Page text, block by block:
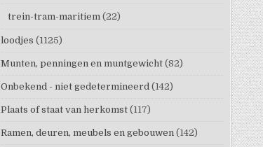
trein-tram-maritiem (22)
loodjes (1125)
Munten, penningen en muntgewicht (82)
Onbekend - niet gedetermineerd (142)
Plaats of staat van herkomst (117)
Ramen, deuren, meubels en gebouwen (142)